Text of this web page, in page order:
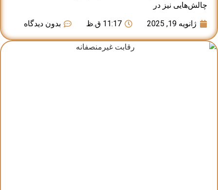
چالش‌هایی نیز در
ژانویه 19, 2025 11:17 ق.ظ بدون دیدگاه